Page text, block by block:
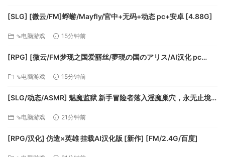
[SLG] [微云/FM]蜉蝣/Mayfly/官中+无码+动态 pc+安卓 [4.88G]
⇘电脑游戏 15分钟前
[RPG] [微云/FM梦现之国爱丽丝/夢現の国のアリス/AI汉化 pc
⇘电脑游戏 15分钟前
[SLG/动态/ASMR] 魅魔监狱 新手冒险者落入淫魔巢穴，永无止境
⇘电脑游戏 21分钟前
[RPG/汉化] 仿造×英雄 挂载AI汉化版 [新作] [FM/2.4G/百度]